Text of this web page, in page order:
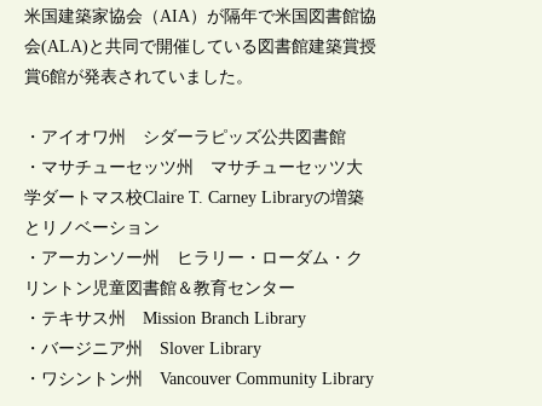
米国建築家協会（AIA）が隔年で米国図書館協
会(ALA)と共同で開催している図書館建築賞授
賞6館が発表されていました。
・アイオワ州 シダーラピッズ公共図書館
・マサチューセッツ州 マサチューセッツ大
学ダートマス校Claire T. Carney Libraryの増築
とリノベーション
・アーカンソー州 ヒラリー・ローダム・ク
リントン児童図書館＆教育センター
・テキサス州 Mission Branch Library
・バージニア州 Slover Library
・ワシントン州 Vancouver Community Library